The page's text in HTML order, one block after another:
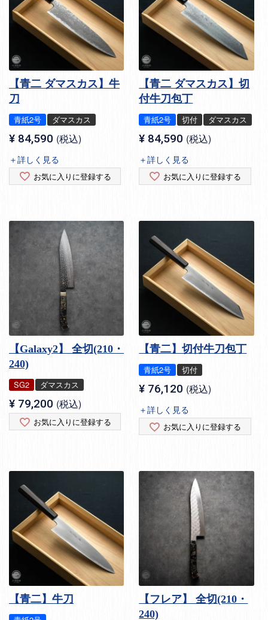
【青二 ダマスカス】牛
刀
青紙2号 ダマスカス
¥ 84,590 税込
＋詳しく見る
お気に入りに登録する
【青二 ダマスカス】切
付牛刀包丁
青紙2号 切付 ダマスカス
¥ 84,590 税込
＋詳しく見る
お気に入りに登録する
【Galaxy2】 全切(210・
240)
SG2 ダマスカス
¥ 79,200 税込
お気に入りに登録する
【青二】切付牛刀包丁
青紙2号 切付
¥ 76,120 税込
＋詳しく見る
お気に入りに登録する
【青二】牛刀
【フレア】 全切(210・
240)